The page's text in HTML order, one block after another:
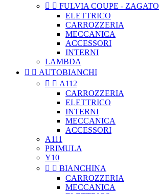
  FULVIA COUPE - ZAGATO
ELETTRICO
CARROZZERIA
MECCANICA
ACCESSORI
INTERNI
LAMBDA
  AUTOBIANCHI
  A112
CARROZZERIA
ELETTRICO
INTERNI
MECCANICA
ACCESSORI
A111
PRIMULA
Y10
  BIANCHINA
CARROZZERIA
MECCANICA